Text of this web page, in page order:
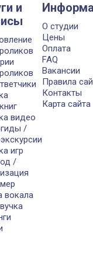
и
видео
/
игр
/
вокала
О студии
Цены
Оплата
FAQ
Вакансии
Правила
Контакты
Карта сайта